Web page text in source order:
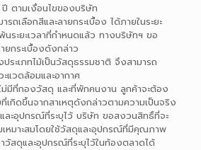
ปี ตามเงื่อนไขของบริษัท
ถเลือกสีและลายกระเบื้อง ได้ภายในระยะ
นระยะเวลาที่กำหนดแล้ว ทางบริษัทฯ ขอ
ยกระเบื้องดังกล่าว
ระเภทไม้เป็นวัสดุธรรมชาติ จึงสามารถ
แวดล้อมและอากาศ
มีที่กองวัสดุ และที่พักคนงาน ลูกค้าจะต้อง
เกิดขึ้นจากสาเหตุดังกล่าวตามความเป็นจริง
ละอุปกรณ์ที่ระบุไว้ บริษัท ขอสงวนสิทธิ์ที่จะ
เหมาะสมโดยใช้วัสดุและอุปกรณ์ที่มีคุณภาพ
าวัสดุและอุปกรณ์ที่ระบุไว้ในท้องตลาดได้